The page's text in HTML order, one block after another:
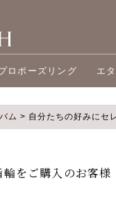
ロポーズリング エ
ム > 自分たちの好みにセ
をご購入のお客様